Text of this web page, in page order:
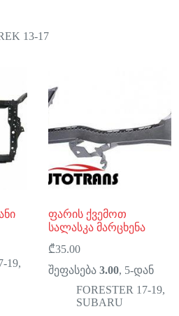
13-17
19,
ფარის ქვემოთ
სალასკა მარცხენა
₾35.00
შეფასება3.00, 5-დან
FORESTER 17-19,
SUBARU